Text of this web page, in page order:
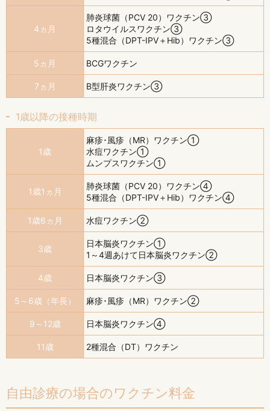
4ヵ月
肺炎球菌（PCV 20）ワクチン③
ロタウイルスワクチン③
5種混合（DPT-IPV＋Hib）ワクチン③
5ヵ月 BCGワクチン
7ヵ月 B型肝炎ワクチン③
1歳以降の接種時期
1歳
麻疹･風疹（MR）ワクチン①
水痘ワクチン①
ムンプスワクチン①
1歳1ヵ月
肺炎球菌（PCV 20）ワクチン④
5種混合（DPT-IPV＋Hib）ワクチン④
1歳6ヵ月 水痘ワクチン②
3歳
日本脳炎ワクチン①
1～4週あけて日本脳炎ワクチン②
4歳 日本脳炎ワクチン③
5～6歳（年長） 麻疹･風疹（MR）ワクチン②
9～12歳 日本脳炎ワクチン④
11歳 2種混合（DT）ワクチン
自由診療の場合のワクチン料金